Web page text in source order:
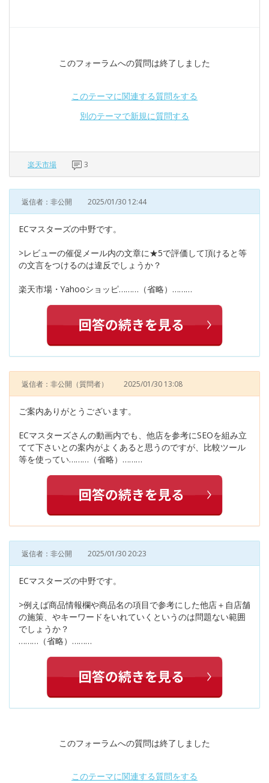
このフォーラムへの質問は終了しました
このテーマに関連する質問をする
別のテーマで新規に質問する
楽天市場 3
返信者：非公開 2025/01/30 12:44
ECマスターズの中野です。
>レビューの催促メール内の文章に★5で評価して頂けると等
の文言をつけるのは違反でしょうか？
楽天市場・Yahooショッピ………（省略）………
返信者：非公開 （質問者） 2025/01/30 13:08
ご案内ありがとうございます。
ECマスターズさんの動画内でも、他店を参考にSEOを組み立
てて下さいとの案内がよくあると思うのですが、比較ツール
等を使ってい………（省略）………
返信者：非公開 2025/01/30 20:23
ECマスターズの中野です。
>例えば商品情報欄や商品名の項目で参考にした他店＋自店舗
の施策、やキーワードをいれていくというのは問題ない範囲
でしょうか？
………（省略）………
このフォーラムへの質問は終了しました
このテーマに関連する質問をする